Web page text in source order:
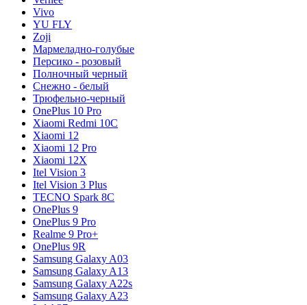
Vivo
YU FLY
Zoji
Мармеладно-голубые
Персико - розовый
Полночный черный
Снежно - белый
Трюфельно-черный
OnePlus 10 Pro
Xiaomi Redmi 10C
Xiaomi 12
Xiaomi 12 Pro
Xiaomi 12X
Itel Vision 3
Itel Vision 3 Plus
TECNO Spark 8C
OnePlus 9
OnePlus 9 Pro
Realme 9 Pro+
OnePlus 9R
Samsung Galaxy A03
Samsung Galaxy A13
Samsung Galaxy A22s
Samsung Galaxy A23